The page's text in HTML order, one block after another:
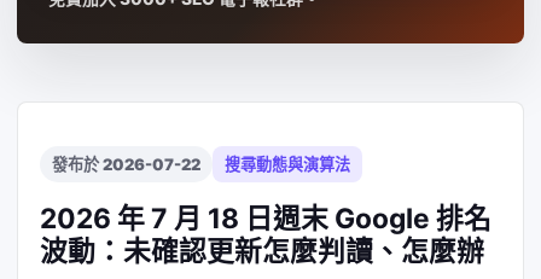
發布於 2026-07-22 搜尋動態與演算法
2026 年 7 月 18 日週末 Google 排名
波動：未確認更新怎麼判讀、怎麼辦